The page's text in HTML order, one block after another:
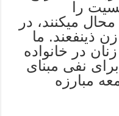
را
میکنند، در
ذینفعند. ما
در خانواده
نفی مبنای
مبارزه